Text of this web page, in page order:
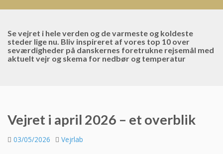
Se vejret i hele verden og de varmeste og koldeste
steder lige nu. Bliv inspireret af vores top 10 over
seværdigheder på danskernes foretrukne rejsemål med
aktuelt vejr og skema for nedbør og temperatur
Vejret i april 2026 – et overblik
03/05/2026 Vejrlab